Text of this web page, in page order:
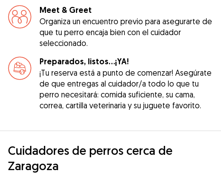
Meet & Greet
Organiza un encuentro previo para asegurarte de
que tu perro encaja bien con el cuidador
seleccionado.
Preparados, listos...¡YA!
¡Tu reserva está a punto de comenzar! Asegúrate
de que entregas al cuidador/a todo lo que tu
perro necesitará: comida suficiente, su cama,
correa, cartilla veterinaria y su juguete favorito.
Cuidadores de perros cerca de
Zaragoza